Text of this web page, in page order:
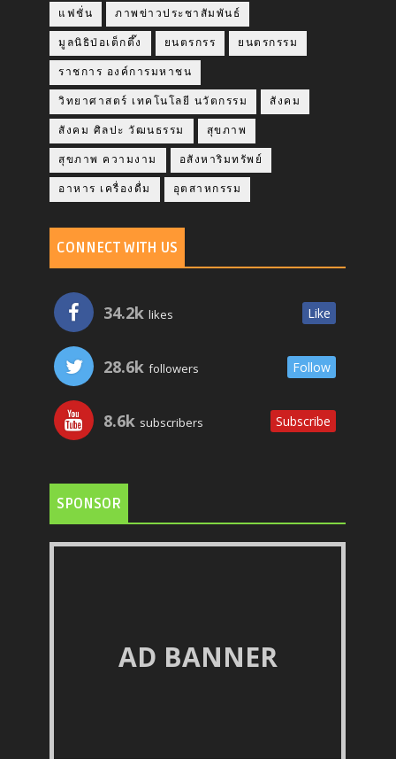
แฟชั่น ภาพข่าวประชาสัมพันธ์
มูลนิธิป่อเต็กตึ๊ง ยนตรกรร ยนตรกรรม
ราชการ องค์การมหาชน
วิทยาศาสตร์ เทคโนโลยี นวัตกรรม สังคม
สังคม ศิลปะ วัฒนธรรม สุขภาพ
สุขภาพ ความงาม อสังหาริมทรัพย์
อาหาร เครื่องดื่ม อุตสาหกรรม
CONNECT WITH US
34.2k likes Like
28.6k followers Follow
8.6k subscribers Subscribe
SPONSOR
AD BANNER